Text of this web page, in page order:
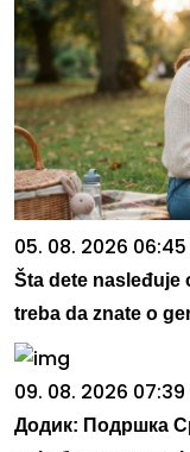
05. 08. 2026 06:45
Šta dete nasleđuje
treba da znate o
09. 08. 2026 07:39
Додик: Подршка